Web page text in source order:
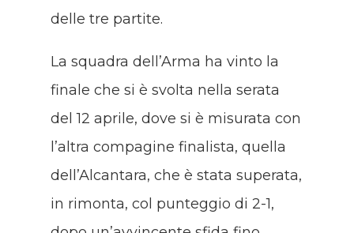
delle tre partite.
La squadra dell’Arma ha vinto la
finale che si è svolta nella serata
del 12 aprile, dove si è misurata con
l’altra compagine finalista, quella
dell’Alcantara, che è stata superata,
in rimonta, col punteggio di 2-1,